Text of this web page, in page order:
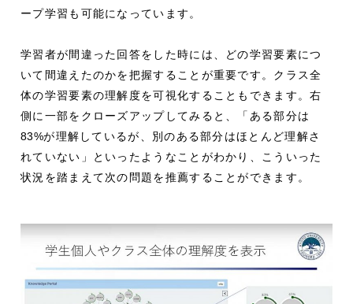
ープ学習も可能になっています。
学習者が間違った回答をした時には、どの学習要素につ
いて間違えたのかを把握することが重要です。クラス全
体の学習要素の理解度を可視化することもできます。右
側に一部をクローズアップしてみると、「ある部分は
83%が理解しているが、別のある部分はほとんど理解さ
れていない」といったようなことがわかり、こういった
状況を踏まえて次の問題を推薦することができます。